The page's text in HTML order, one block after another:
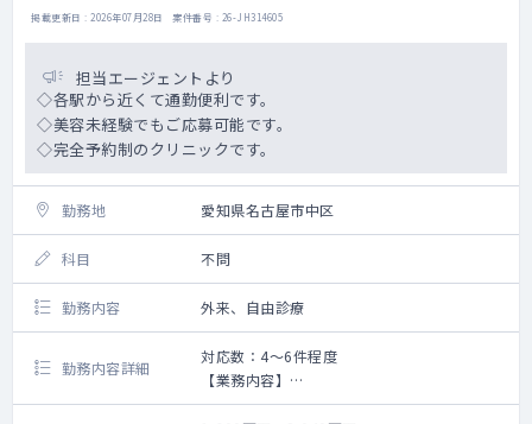
は、所属院により異なります。
※開院間もない医療機関の場合はオンライン
診療の比重が多くなり、
安定した集患ができている院であれば対面
診療が主となります。
◇ 専門外来：相談可
（例：糖尿病・呼吸器内科（SAS）・リウマ
チ膠原病・循環器内科・頭痛外来など）
※内視鏡や気管支鏡等の機器を必要とするも
のは検討不可
※開設可能な院は現時点では限られるため、
勤務院・対象患者数・コマ数については要相
談 ※集患ができるまでは、専門外来の枠の中
で通常の外来も実施いただきます
◇ 検査機器：心電図、HbA1C迅速測定器、ビ
ジュアルリーダー、等
掲載更新日 : 2026年07月28日 案件番号 : 26-JH314605
担当エージェントより
◇各駅から近くて通勤便利です。
◇美容未経験でもご応募可能です。
◇完全予約制のクリニックです。
勤務地 愛知県名古屋市中区
科目 不問
勤務内容 外来、自由診療
勤務内容詳細
対応数：4～6件程度
【業務内容】
痩身医療の問診